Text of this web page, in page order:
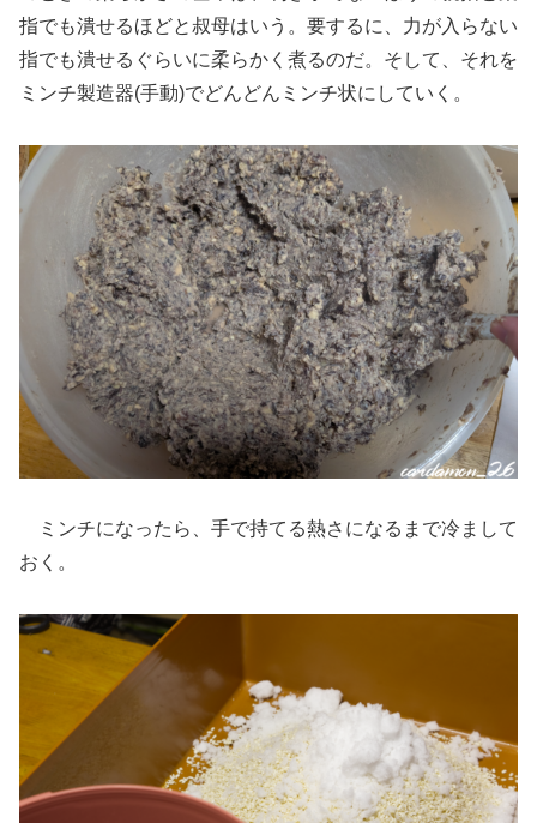
指でも潰せるほどと叔母はいう。要するに、力が入らない
指でも潰せるぐらいに柔らかく煮るのだ。そして、それを
ミンチ製造器(手動)でどんどんミンチ状にしていく。
ミンチになったら、手で持てる熱さになるまで冷まして
おく。